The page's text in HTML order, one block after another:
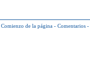
Comienzo de la página - Comentarios -